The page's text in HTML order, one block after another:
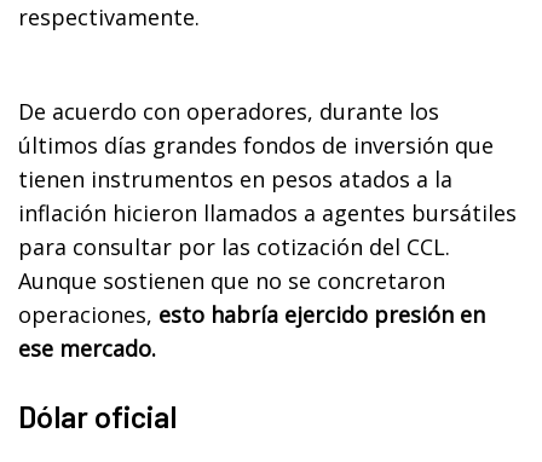
respectivamente.
De acuerdo con operadores, durante los
últimos días grandes fondos de inversión que
tienen instrumentos en pesos atados a la
inflación hicieron llamados a agentes bursátiles
para consultar por las cotización del CCL.
Aunque sostienen que no se concretaron
operaciones, esto habría ejercido presión en
ese mercado.
Dólar oficial